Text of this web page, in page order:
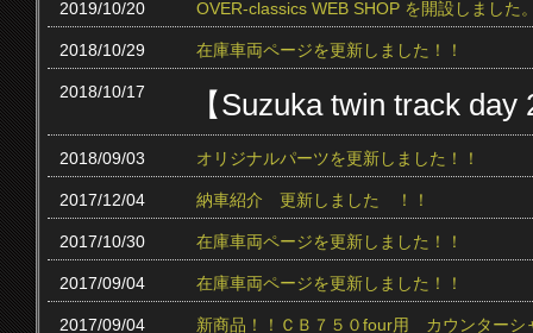
2019/10/20 OVER-classics WEB SHOP を開設しました
2018/10/29 在庫車両ページを更新しました！！
2018/10/17 【Suzuka twin track
2018/09/03 オリジナルパーツを更新しました！！
2017/12/04 納車紹介 更新しました ！！
2017/10/30 在庫車両ページを更新しました！！
2017/09/04 在庫車両ページを更新しました！！
2017/09/04 新商品！！ＣＢ７５０four用 カウンター